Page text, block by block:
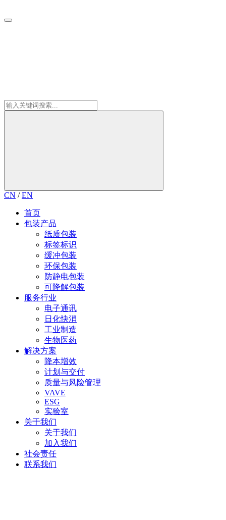
CN / EN
首页
包装产品
纸质包装
标签标识
缓冲包装
环保包装
防静电包装
可降解包装
服务行业
电子通讯
日化快消
工业制造
生物医药
解决方案
降本增效
计划与交付
质量与风险管理
VAVE
ESG
实验室
关于我们
关于我们
加入我们
社会责任
联系我们